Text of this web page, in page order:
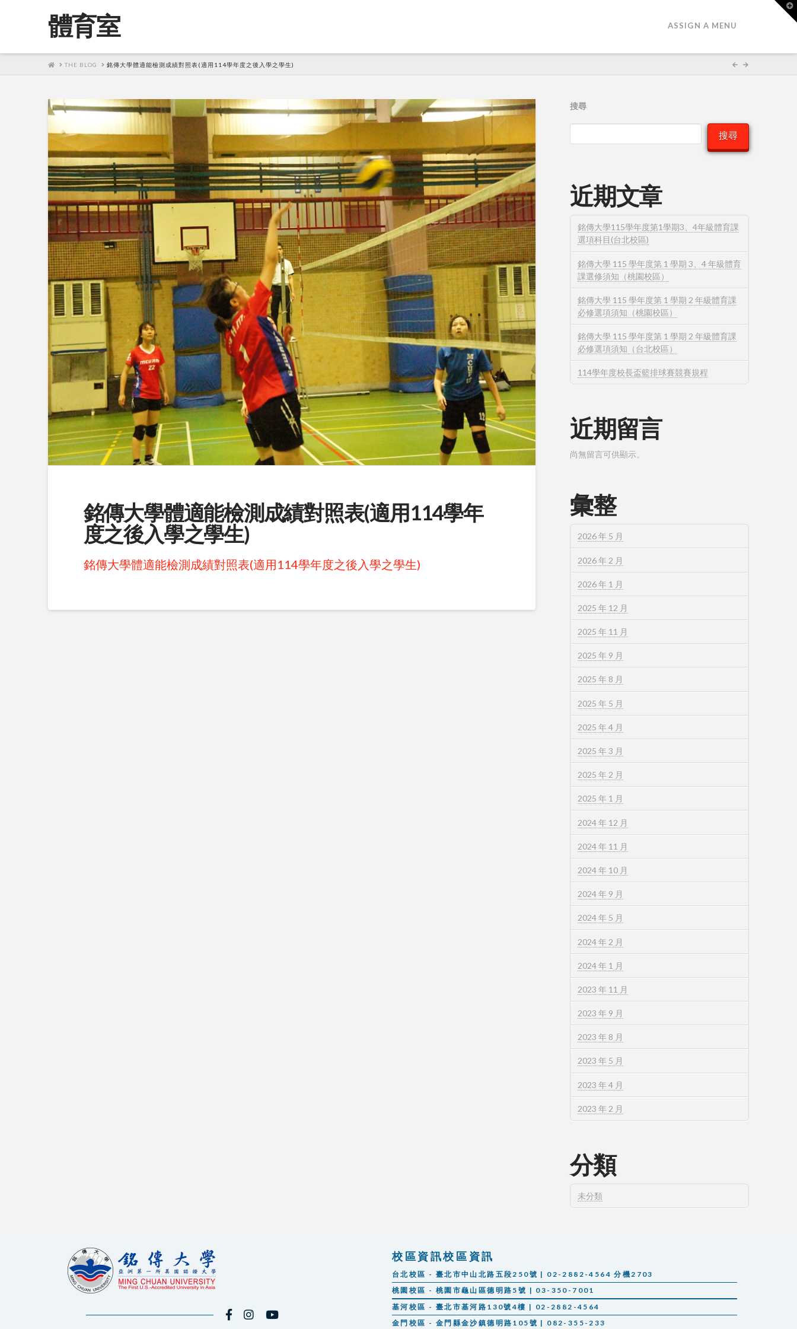
體育室 ASSIGN A MENU
HOMETHE BLOG 銘傳大學體適能檢測成績對照表(適用114學年度之後入學之學生)
銘傳大學體適能檢測成績對照表(適用114學年
度之後入學之學生)
銘傳大學體適能檢測成績對照表(適用114學年度之後入學之學生)
搜尋
搜尋
近期文章
銘傳大學115學年度第1學期3、4年級體育課
選項科目(台北校區)
銘傳大學 115 學年度第 1 學期 3、4 年級體育
課選修須知（桃園校區）
銘傳大學 115 學年度第 1 學期 2 年級體育課
必修選項須知（桃園校區）
銘傳大學 115 學年度第 1 學期 2 年級體育課
必修選項須知（台北校區）
114學年度校長盃籃排球賽競賽規程
近期留言
尚無留言可供顯示。
彙整
2026 年 5 月
2026 年 2 月
2026 年 1 月
2025 年 12 月
2025 年 11 月
2025 年 9 月
2025 年 8 月
2025 年 5 月
2025 年 4 月
2025 年 3 月
2025 年 2 月
2025 年 1 月
2024 年 12 月
2024 年 11 月
2024 年 10 月
2024 年 9 月
2024 年 5 月
2024 年 2 月
2024 年 1 月
2023 年 11 月
2023 年 9 月
2023 年 8 月
2023 年 5 月
2023 年 4 月
2023 年 2 月
分類
未分類
校區資訊校區資訊
台北校區 - 臺北市中山北路五段250號 | 02-2882-4564 分機2703
桃園校區 - 桃園市龜山區德明路5號 | 03-350-7001
基河校區 - 臺北市基河路130號4樓 | 02-2882-4564
金門校區 - 金門縣金沙鎮德明路105號 | 082-355-233